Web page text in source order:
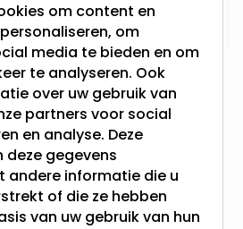
verzonden
9.4/10
klanten gingen u voor
+ snel geleverd
NL & BE
om content en
om
media te bieden en om
te analyseren. Ook
over uw gebruik van
partners voor social
en analyse. Deze
deze gegevens
andere informatie die u
of die ze hebben
van uw gebruik van hun